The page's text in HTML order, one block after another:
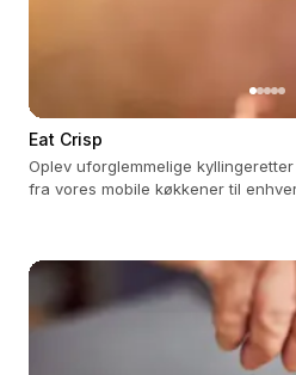
Eat Crisp
Oplev uforglemmelige
fra vores mobile køkkener til